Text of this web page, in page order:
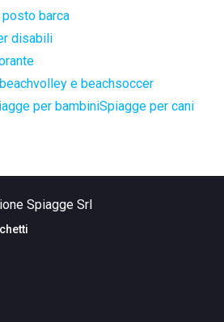
barca
disabili
e beachsoccer
per bambiniSpiagge per cani
Spiagge Srl